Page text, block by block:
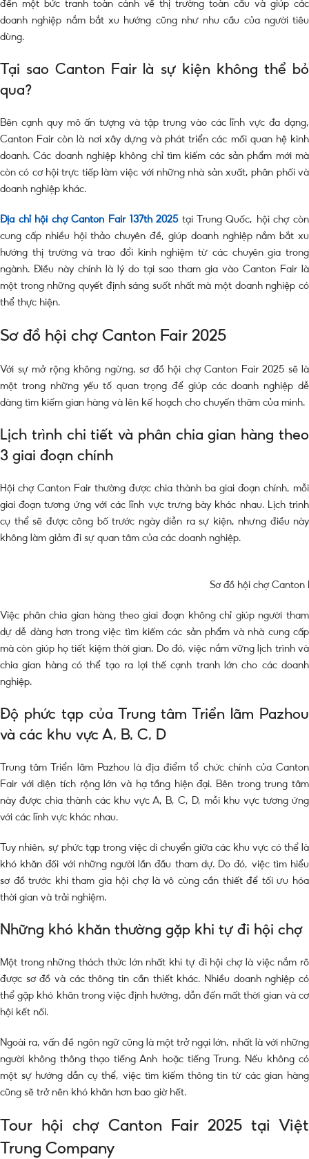
đến một bức tranh toàn cảnh về thị trường toàn cầu và giúp các
doanh nghiệp nắm bắt xu hướng cũng như nhu cầu của người tiêu
dùng.
Tại sao Canton Fair là sự kiện không thể bỏ
qua?
Bên cạnh quy mô ấn tượng và tập trung vào các lĩnh vực đa dạng,
Canton Fair còn là nơi xây dựng và phát triển các mối quan hệ kinh
doanh. Các doanh nghiệp không chỉ tìm kiếm các sản phẩm mới mà
còn có cơ hội trực tiếp làm việc với những nhà sản xuất, phân phối và
doanh nghiệp khác.
Địa chỉ hội chợ Canton Fair 137th 2025tại Trung Quốc,
hội chợ còn
cung cấp nhiều hội thảo chuyên đề, giúp doanh nghiệp nắm bắt xu
hướng thị trường và trao đổi kinh nghiệm từ các chuyên gia trong
ngành. Điều này chính là lý do tại sao tham gia vào Canton Fair là
một trong những quyết định sáng suốt nhất mà một doanh nghiệp có
thể thực hiện.
Sơ đồ hội chợ Canton Fair 2025
Với sự mở rộng không ngừng, sơ đồ hội chợ Canton Fair 2025 sẽ là
một trong những yếu tố quan trọng để giúp các doanh nghiệp dễ
dàng tìm kiếm gian hàng và lên kế hoạch cho chuyến thăm của mình.
Lịch trình chi tiết và phân chia gian hàng theo
3 giai đoạn chính
Hội chợ Canton Fair thường được chia thành ba giai đoạn chính, mỗi
giai đoạn tương ứng với các lĩnh vực trưng bày khác nhau. Lịch trình
cụ thể sẽ được công bố trước ngày diễn ra sự kiện, nhưng điều này
không làm giảm đi sự quan tâm của các doanh nghiệp.
Sơ đồ hội chợ Canton
Việc phân chia gian hàng theo giai đoạn không chỉ giúp người tham
dự dễ dàng hơn trong việc tìm kiếm các sản phẩm và nhà cung cấp
mà còn giúp họ tiết kiệm thời gian. Do đó, việc nắm vững lịch trình và
chia gian hàng có thể tạo ra lợi thế cạnh tranh lớn cho các doanh
nghiệp.
Độ phức tạp của Trung tâm Triển lãm Pazhou
và các khu vực A, B, C, D
Trung tâm Triển lãm Pazhou là địa điểm tổ chức chính của Canton
Fair với diện tích rộng lớn và hạ tầng hiện đại. Bên trong trung tâm
này được chia thành các khu vực A, B, C, D, mỗi khu vực tương ứng
với các lĩnh vực khác nhau.
Tuy nhiên, sự phức tạp trong việc di chuyển giữa các khu vực có thể là
khó khăn đối với những người lần đầu tham dự. Do đó, việc tìm hiểu
sơ đồ trước khi tham gia hội chợ là vô cùng cần thiết để tối ưu hóa
thời gian và trải nghiệm.
Những khó khăn thường gặp khi tự đi hội chợ
Một trong những thách thức lớn nhất khi tự đi hội chợ là việc nắm rõ
được sơ đồ và các thông tin cần thiết khác. Nhiều doanh nghiệp có
thể gặp khó khăn trong việc định hướng, dẫn đến mất thời gian và cơ
hội kết nối.
Ngoài ra, vấn đề ngôn ngữ cũng là một trở ngại lớn, nhất là với những
người không thông thạo tiếng Anh hoặc tiếng Trung. Nếu không có
một sự hướng dẫn cụ thể, việc tìm kiếm thông tin từ các gian hàng
cũng sẽ trở nên khó khăn hơn bao giờ hết.
Tour hội chợ Canton Fair 2025 tại Việt
Trung Company